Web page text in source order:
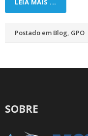
LEIA MAIS ...
Postado em Blog, GPO
SOBRE